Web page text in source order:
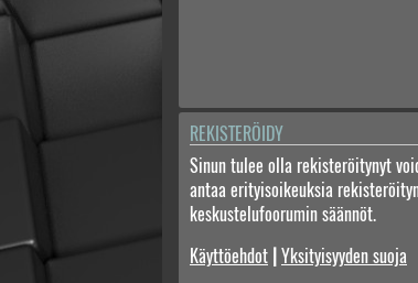
REKISTERÖIDY
Sinun tulee olla rekisteröitynyt
antaa erityisoikeuksia
keskustelufoorumin säännöt.
Käyttöehdot | Yksityisyyden suoja